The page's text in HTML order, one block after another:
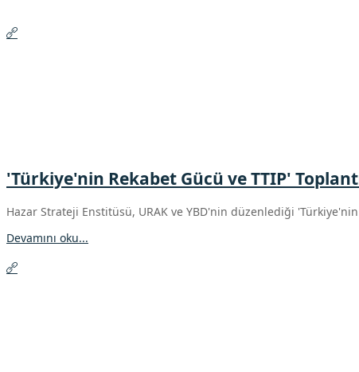
'Türkiye'nin Rekabet Gücü ve TTIP'
Hazar Strateji Enstitüsü, URAK ve YBD'nin düzenlediği
Devamını oku...